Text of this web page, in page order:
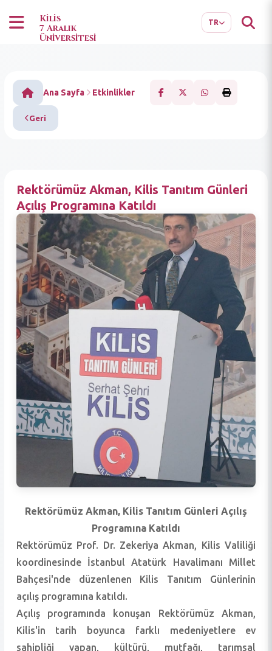
Kilis
7 Aralık
Üniversitesi
TR
Ana Sayfa Etkinlikler
Geri
Rektörümüz Akman, Kilis Tanıtım Günleri
Açılış Programına Katıldı
Rektörümüz Akman, Kilis Tanıtım Günleri Açılış
Programına Katıldı
Rektörümüz Prof. Dr. Zekeriya Akman, Kilis Valiliği
koordinesinde İstanbul Atatürk Havalimanı Millet
Bahçesi'nde düzenlenen Kilis Tanıtım Günlerinin
açılış programına katıldı.
Açılış programında konuşan Rektörümüz Akman,
Kilis'in tarih boyunca farklı medeniyetlere ev
sahipliği yapan, kültürü, mutfağı, tarımsal